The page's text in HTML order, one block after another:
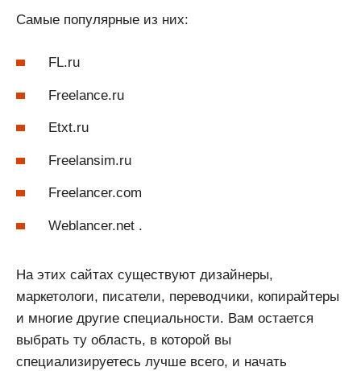
Самые популярные из них:
FL.ru
Freelance.ru
Etxt.ru
Freelansim.ru
Freelancer.com
Weblancer.net .
На этих сайтах существуют дизайнеры,
маркетологи, писатели, переводчики, копирайтеры
и многие другие специальности. Вам остается
выбрать ту область, в которой вы
специализируетесь лучше всего, и начать